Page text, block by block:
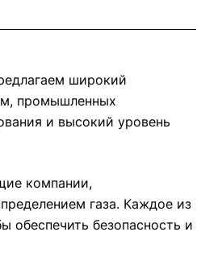
широкий
промышленных
и высокий уровень
компании,
газа. Каждое из
обеспечить безопасность и